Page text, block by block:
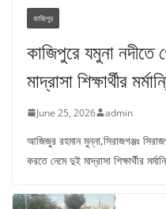
কাজিপুর
কাজিপুরে যমুনা
মাদ্রাসা শিক্ষার্থীর
June 25, 2026 admin
আজিজুর রহমান মুন্না,সিরাজগঞ্জঃ
করতে নেমে দুই মাদ্রাসা শিক্ষার্থীর